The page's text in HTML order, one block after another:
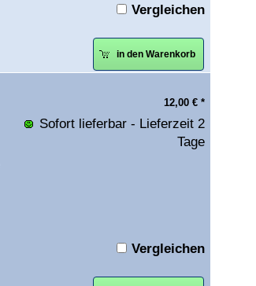
Vergleichen
in den Warenkorb
12,00 € *
Sofort lieferbar - Lieferzeit 2
Tage
Vergleichen